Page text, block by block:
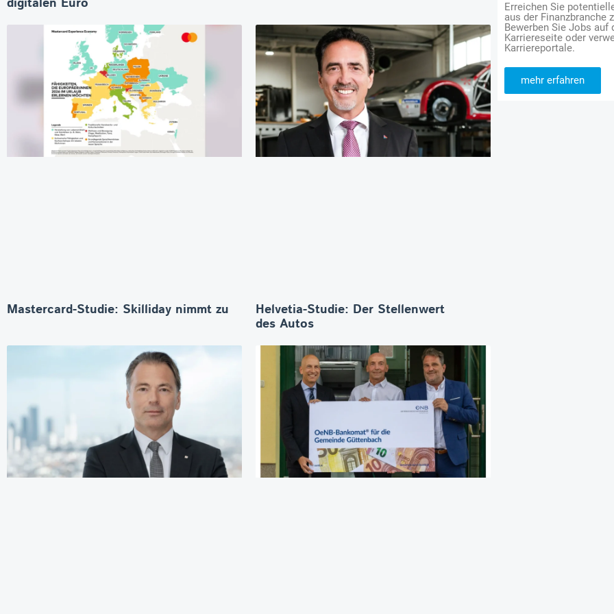
digitalen Euro
Mastercard-Studie: Skilliday nimmt zu
Helvetia-Studie: Der Stellenwert
des Autos
Erreichen Sie
aus der Finanzbranche
Bewerben Sie Jobs auf
Karriereseite oder
Karriereportale.
mehr erfahren